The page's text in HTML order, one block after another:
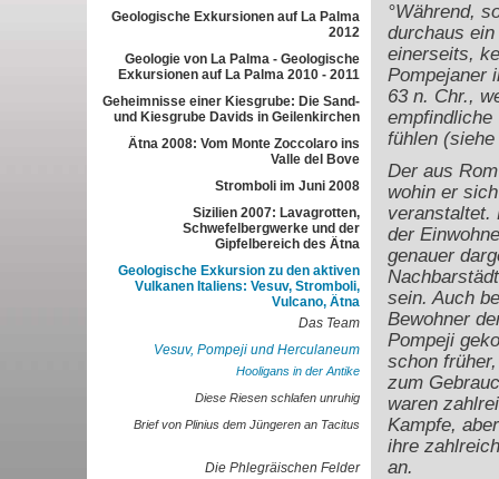
Geologische Exkursionen auf La Palma
2012
Geologie von La Palma - Geologische
Exkursionen auf La Palma 2010 - 2011
Geheimnisse einer Kiesgrube: Die Sand-
und Kiesgrube Davids in Geilenkirchen
Ätna 2008: Vom Monte Zoccolaro ins
Valle del Bove
Stromboli im Juni 2008
Sizilien 2007: Lavagrotten,
Schwefelbergwerke und der
Gipfelbereich des Ätna
Geologische Exkursion zu den aktiven
Vulkanen Italiens: Vesuv, Stromboli,
Vulcano, Ätna
Das Team
Vesuv, Pompeji und Herculaneum
Hooligans in der Antike
Diese Riesen schlafen unruhig
Brief von Plinius dem Jüngeren an Tacitus
Die Phlegräischen Felder
°Während,
durchaus
einerseits,
Pompejaner
63 n. Chr.,
empfindliche
fühlen
Der aus
wohin er
veranstaltet.
der
genauer
sein. Auch
Bewohner
Pompeji
schon
zum
waren
Kampfe,
ihre
an.